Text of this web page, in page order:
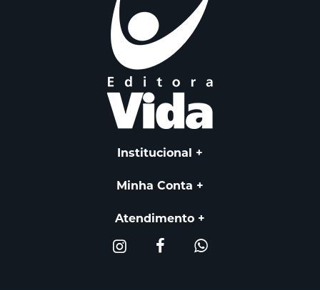
Institucional
Minha Conta
Atendimento